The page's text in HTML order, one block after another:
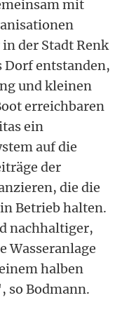
mit
der Stadt Renk
entstanden,
und kleinen
erreichbaren
ein
auf die
der
die die
Betrieb halten.
nachhaltiger,
Wasseranlage
halben
so Bodmann.